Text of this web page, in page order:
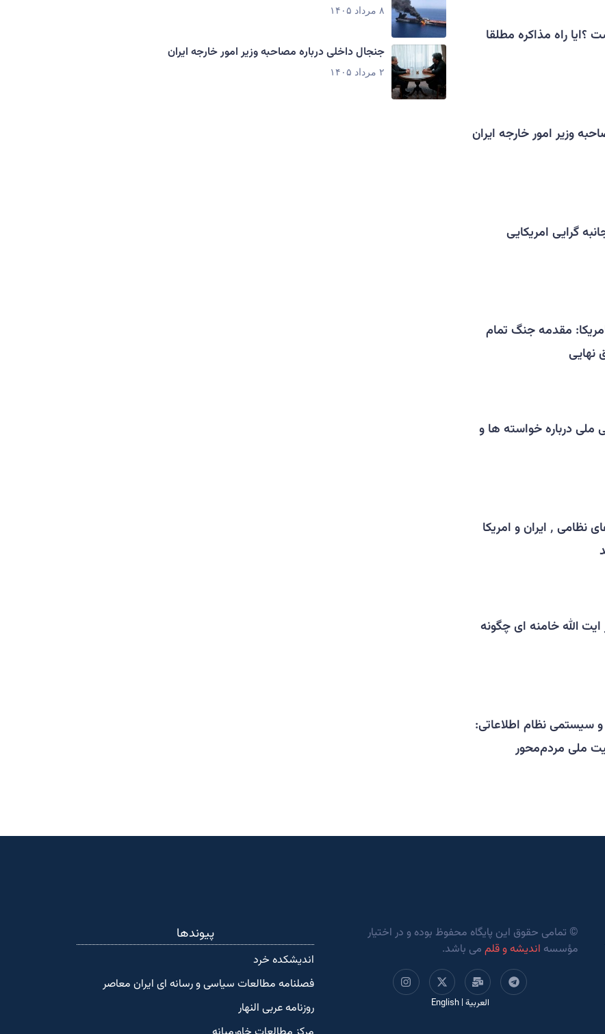
؟ایا راه مذاکره مطلقا
وزیر امور خارجه ایران
گرایی امریکایی
مقدمه جنگ تمام
نهایی
درباره خواسته ها و
با وجود افزایش تنش های نظامی ٬ ایران و امریکا
الله خامنه ای چگونه
نظام اطلاعاتی:
ملی مردم‌محور
۸ مرداد ۱۴۰۵
جنجال داخلی درباره مصاحبه وزیر امور خارجه ایران
۲ مرداد ۱۴۰۵
© تمامی حقوق این پایگاه محفوظ بوده و در اختیار
مؤسسه اندیشه و قلممی باشد.
العربية |
English
پیوندها
اندیشکده‌ خرد
فصلنامه مطالعات سیاسی و رسانه ای ایران معاصر
روزنامه عربی النهار